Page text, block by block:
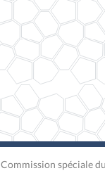
Commission spéciale